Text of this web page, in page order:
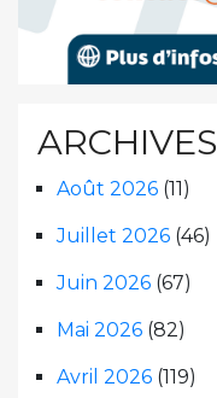
ARCHIVES
Août 2026 (11)
Juillet 2026 (46)
Juin 2026 (67)
Mai 2026 (82)
Avril 2026 (119)